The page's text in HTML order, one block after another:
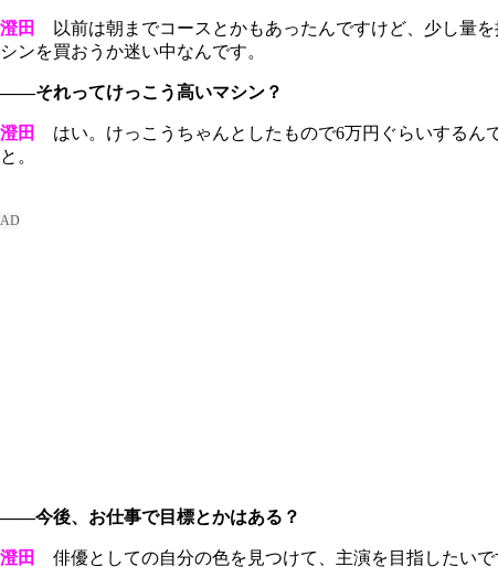
澄田
以前は朝までコースとかもあったんですけど、少し量
シンを買おうか迷い中なんです。
――それってけっこう高いマシン？
澄田
はい。けっこうちゃんとしたもので6万円ぐらいするん
と。
――今後、お仕事で目標とかはある？
澄田 俳優としての自分の色を見つけて、主演を目指したい